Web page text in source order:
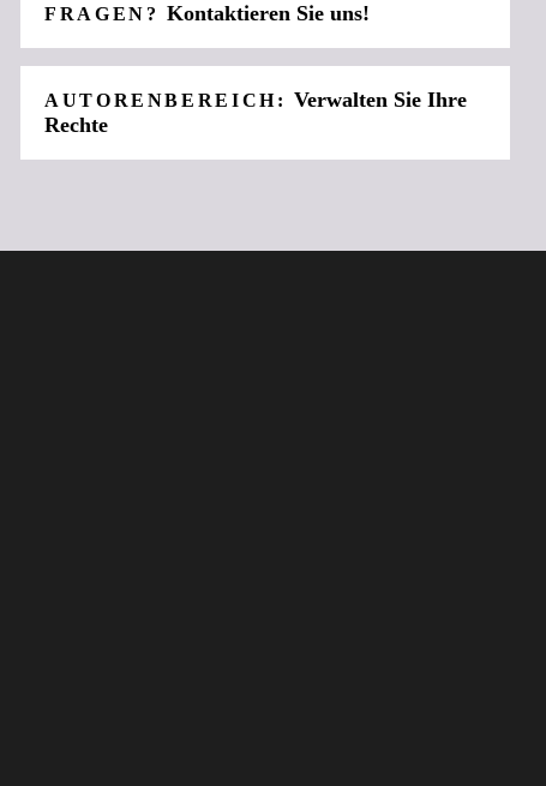
FRAGEN?Kontaktieren Sie uns!
AUTORENBEREICH:Verwalten Sie Ihre
Rechte